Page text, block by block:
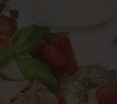
Fenster))
Fenster))
ein neues Fenster))